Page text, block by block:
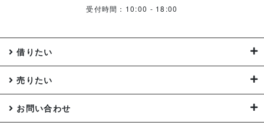
受付時間：10:00 - 18:00
借りたい
売りたい
お問い合わせ